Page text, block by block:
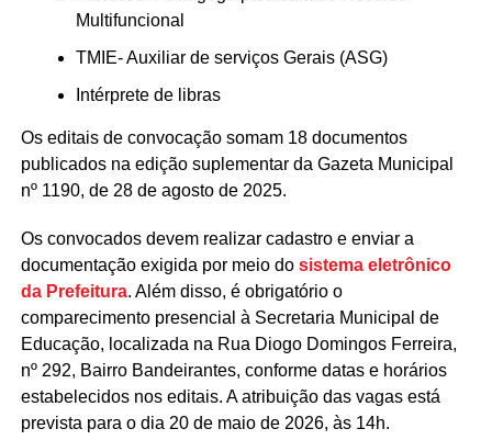
Multifuncional
TMIE- Auxiliar de serviços Gerais (ASG)
Intérprete de libras
Os editais de convocação somam 18 documentos
publicados na edição suplementar da Gazeta Municipal
nº 1190, de 28 de agosto de 2025.
Os convocados devem realizar cadastro e enviar a
documentação exigida por meio do sistema eletrônico
da Prefeitura. Além disso, é obrigatório o
comparecimento presencial à Secretaria Municipal de
Educação, localizada na Rua Diogo Domingos Ferreira,
nº 292, Bairro Bandeirantes, conforme datas e horários
estabelecidos nos editais. A atribuição das vagas está
prevista para o dia 20 de maio de 2026, às 14h.